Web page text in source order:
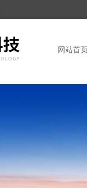
网站首